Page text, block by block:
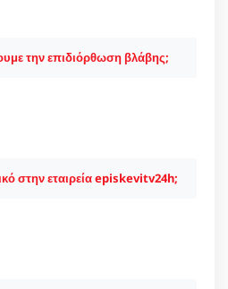
την επιδιόρθωση βλάβης;
στην εταιρεία episkevitv24h;